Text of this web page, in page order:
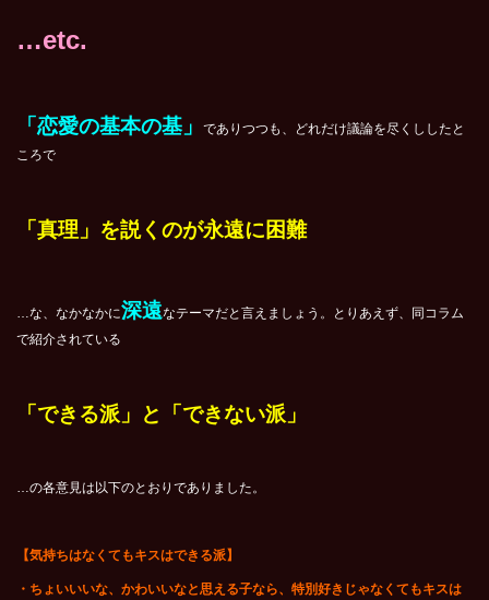
…etc.
「恋愛の基本の基」
でありつつも、どれだけ議論を尽くししたと
ころで
「真理」を説くのが永遠に困難
…な、なかなかに深遠なテーマだと言えましょう。とりあえず、同コラム
で紹介されている
「できる派」と「できない派」
…の各意見は以下のとおりでありました。
【気持ちはなくてもキスはできる派】
・ちょいいいな、かわいいなと思える子なら、特別好きじゃなくてもキスは